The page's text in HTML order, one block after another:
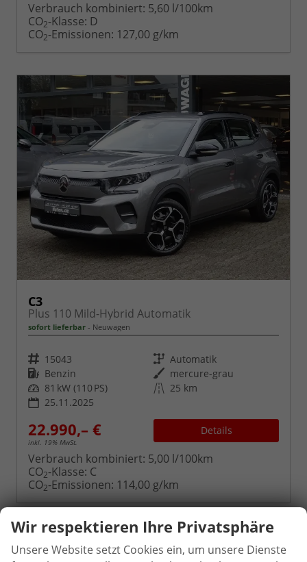
Verbrauch kombiniert: 5,60 l/100km
CO2-Klasse: D
CO2-Emissionen: 127,00 g/km
C3
Plus 110 Mild-Hybrid Automatik
sofort lieferbar Neuwagen
Fahrzeugnr. 15043 Getriebe Automatik
Kraftstoff Benzin Außenfarbe mercure-grau
Leistung 81 kW (110 PS) Kilometerstand 25 km
25.11.2025
22.990,– €
inkl. 19% MwSt.
Details
Verbrauch kombiniert: 5,00 l/100km
CO2-Klasse: C
CO2-Emissionen: 114,00 g/km
Wir respektieren Ihre Privatsphäre
Unsere Website setzt Cookies ein, um unsere Dienste